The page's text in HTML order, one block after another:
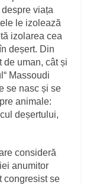
viața
le izolează
izolarea cea
deșert. Din
de uman, cât și
Massoudi
se nasc și se
animale:
deșertului,
consideră
anumitor
congresist se